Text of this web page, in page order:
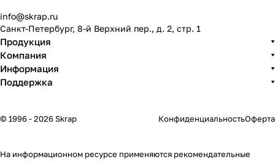
info@skrap.ru
Санкт-Петербург, 8-й Верхний пер., д. 2, стр. 1
Продукция
Компания
Информация
Поддержка
© 1996 - 2026 Skrap КонфиденциальностьОферта
На информационном ресурсе применяются рекомендательные